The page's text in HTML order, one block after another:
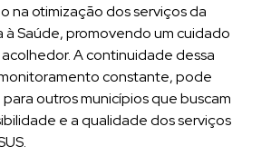
na otimização dos serviços da
à Saúde, promovendo um cuidado
A continuidade dessa
constante, pode
outros municípios que buscam
e a qualidade dos serviços